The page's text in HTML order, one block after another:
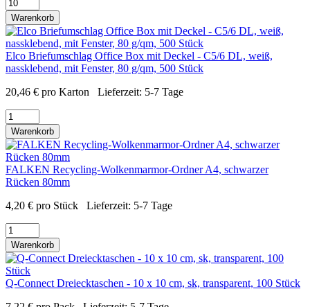
Warenkorb
Elco Briefumschlag Office Box mit Deckel - C5/6 DL, weiß,
nassklebend, mit Fenster, 80 g/qm, 500 Stück
20,46 € pro Karton Lieferzeit: 5-7 Tage
Warenkorb
FALKEN Recycling-Wolkenmarmor-Ordner A4, schwarzer
Rücken 80mm
4,20 € pro Stück Lieferzeit: 5-7 Tage
Warenkorb
Q-Connect Dreiecktaschen - 10 x 10 cm, sk, transparent, 100 Stück